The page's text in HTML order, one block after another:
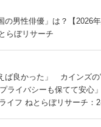
の男性俳優」は？【2026
らぼリサーチ
ば良かった」 カインズの
ライバシーも保てて安心
イフ ねとらぼリサーチ：2